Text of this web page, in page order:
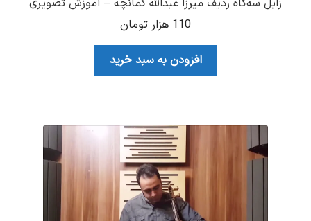
زابل سه‌گاه ردیف میرزا عبدالله کمانچه – آموزش تصویری
110 هزار تومان
افزودن به سبد خرید